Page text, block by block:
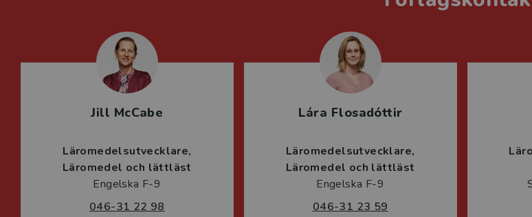
Jill McCabe
Läromedelsutvecklare
Läromedel och lättläst
Engelska F-9
046-31 22 98
Lára Flosadóttir
Läromedelsutvecklare
Läromedel och lättläst
Engelska F-9
046-31 23 59